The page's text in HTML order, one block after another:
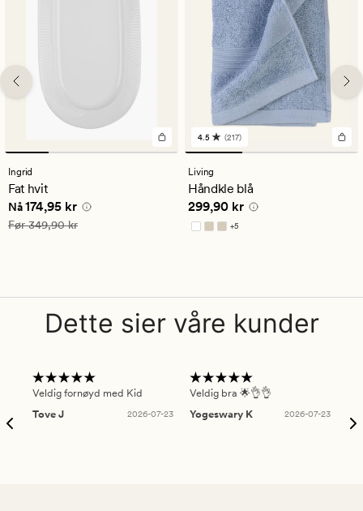
Ingrid
Fat hvit
Nåværende pris
Nå174,95 kr
Vanlig pris 349,90 kr
Før349,90 kr
217
anmeldelser
med
en
gjennomsnittlig
vurdering
på
4.5
4.5 (217)
Living
Håndkle blå
Pris 299,90 kr
299,90 kr
+5
Tilgjengelig i flere farger
Dette sier våre kunder
Veldig fornøyd med Kid
Tove J
2026-07-23
Veldig bra 🌟👌👌
Yogeswary K
2026-07-23